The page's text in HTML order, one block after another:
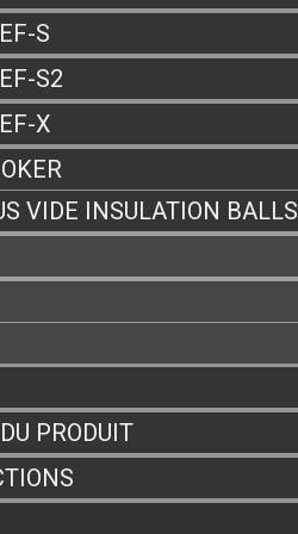
S
S2
X
VIDE INSULATION BALLS
PRODUIT